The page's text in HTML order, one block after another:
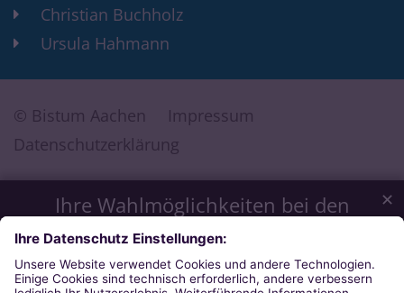
Ihre Wahlmöglichkeiten bei den
Einstellungen zum Datenschutz
Wir möchten Ihnen ein optimales Webseiten-Erlebnis bieten.
Dazu verwenden wir Cookies, die für das Funktionieren
✕
Christian Buchholz
Ursula Hahmann
© Bistum Aachen
Impressum
Datenschutzerklärung